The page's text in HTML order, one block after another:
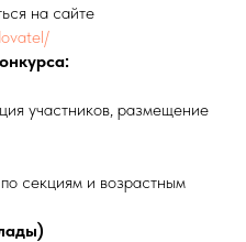
на сайте
участников, размещение
секциям и возрастным